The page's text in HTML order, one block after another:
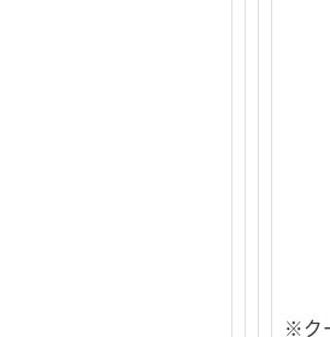
※ク